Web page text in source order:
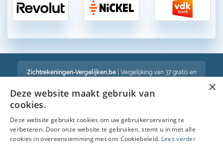
Zichtrekeningen-Vergelijken.be| Vergelijking van 37 gratis en
Een volledig onafhankelijke vergelijking van gratis en betalende
bankrekeningen in België
Bekijk ook :
×
Deze website maakt gebruik van
cookies.
Deze website gebruikt cookies om uw gebruikerservaring te
verbeteren. Door onze website te gebruiken, stemt u in met alle
cookies in overeenstemming met ons Cookiebeleid. Lees verder